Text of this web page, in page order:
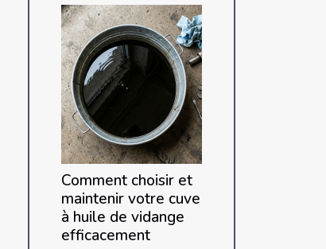
Comment choisir et
maintenir votre cuve
à huile de vidange
efficacement